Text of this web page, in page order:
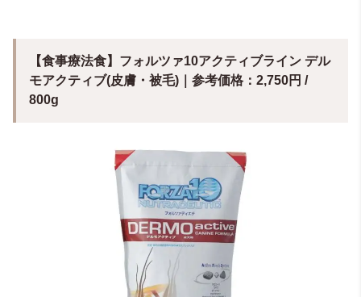
【食事療法食】フォルツァ10アクティブライン デル
モアクティブ(皮膚・被毛)｜参考価格：2,750円 /
800g